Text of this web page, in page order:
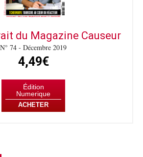
du Magazine Causeur
N° 74 - Décembre 2019
4,49€
Édition
Numerique
ACHETER